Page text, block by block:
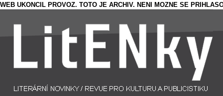
WEB UKONCIL PROVOZ. TOTO JE ARCHIV. NENI MOZNE SE